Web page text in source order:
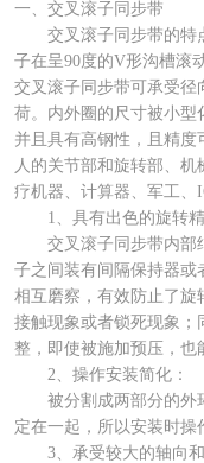
一、交叉滚子同步带
交叉滚子同步带的特
子在呈90度的V形沟槽滚
交叉滚子同步带可承受径
荷。内外圈的尺寸被小型
并且具有高钢性，且精度
人的关节部和旋转部、
疗机器、计算器、军工、
1、具有出色的旋转精
交叉滚子同步带内部结
子之间装有间隔保持器或
相互磨察，有效防止了旋
接触现象或者锁死现象；
整，即使被施加预压，也
2、操作安装简化：
被分割成两部分的外环
定在一起，所以安装时操
3、承受较大的轴向和